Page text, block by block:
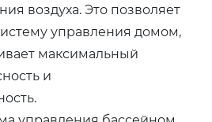
воздуха. Это позволяет
управления домом,
максимальный
и